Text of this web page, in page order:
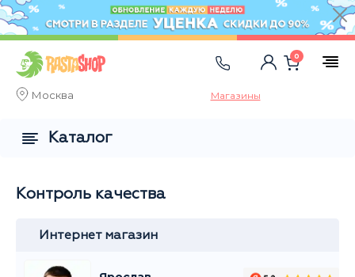
Москва Магазины
0
Контроль качества
Интернет магазин
Каталог